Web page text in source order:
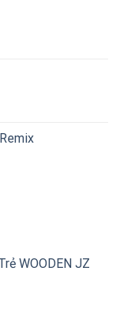
WOODEN JZ